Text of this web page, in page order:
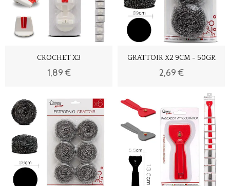
CROCHET X3
1,89 €
GRATTOIR X2 9CM - 50GR
2,69 €